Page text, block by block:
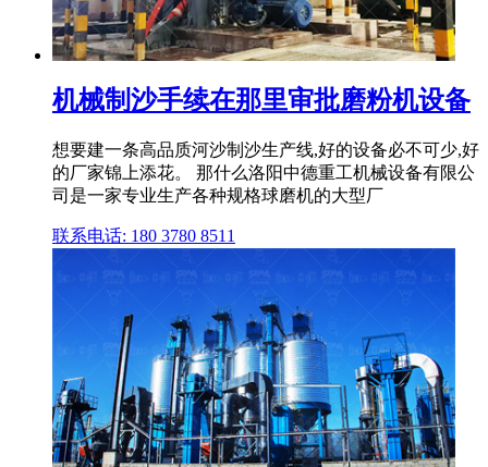
机械制沙手续在那里审批磨粉机设备
想要建一条高品质河沙制沙生产线,好的设备必不可少,好
的厂家锦上添花。 那什么洛阳中德重工机械设备有限公
司是一家专业生产各种规格球磨机的大型厂
联系电话: 180 3780 8511